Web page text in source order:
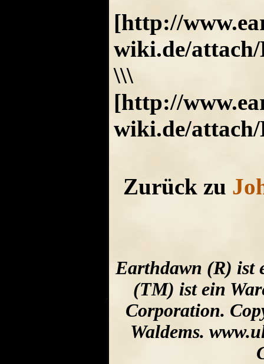
[http://
wiki.de/
\\\
[http://
wiki.de/attach/
Zurück zu
Earthdawn (R) ist
(TM) ist ein
Corporation.
Waldems.